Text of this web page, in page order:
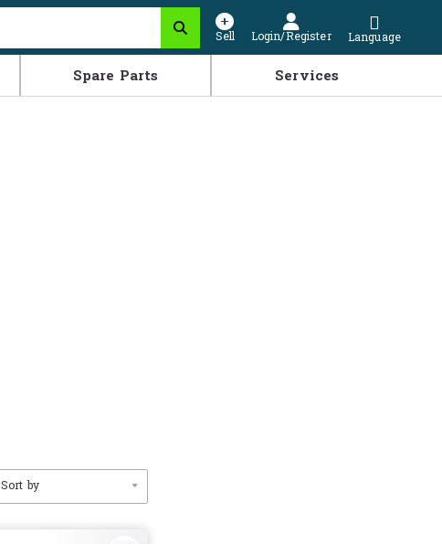
Sell Login/Register Language
Spare Parts Services
Sort by